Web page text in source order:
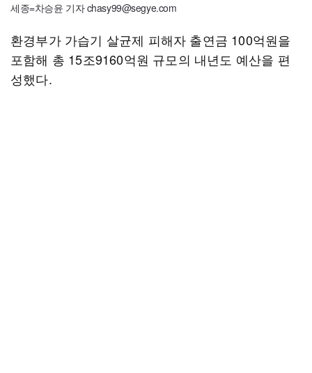
세종=차승윤 기자 chasy99@segye.com
환경부가 가습기 살균제 피해자 출연금 100억원을
포함해 총 15조9160억원 규모의 내년도 예산을 편
성했다.